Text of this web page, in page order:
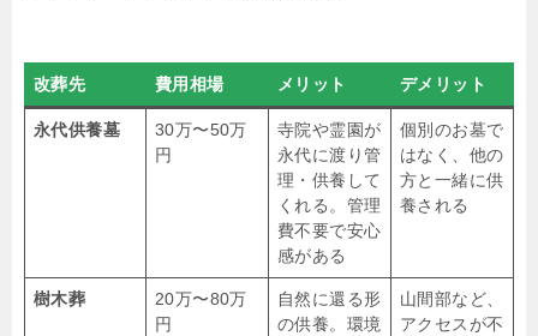
改葬先 費用相場 メリット デメリット
永代供養墓
30万〜50万
円
寺院や霊園が
永代に渡り管
理・供養して
くれる。管理
費不要で安心
感がある
個別のお墓で
はなく、他の
方と一緒に供
養される
樹木葬
20万〜80万
円
自然に還る形
の供養。環境
山間部など、
アクセスが不